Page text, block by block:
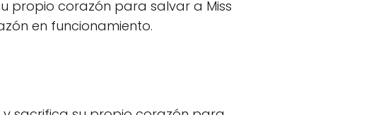
propio corazón para salvar a Miss
en funcionamiento.